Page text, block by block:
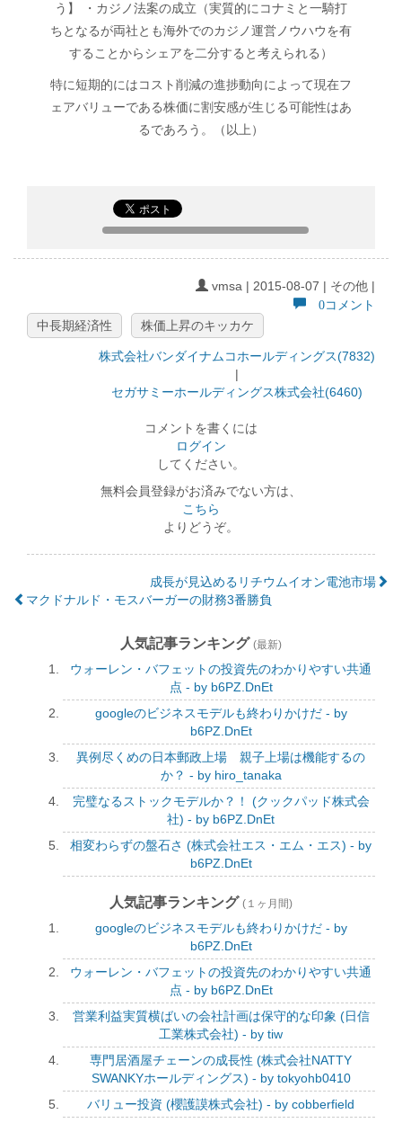
う】 ・カジノ法案の成立（実質的にコナミと一騎打
ちとなるが両社とも海外でのカジノ運営ノウハウを有
することからシェアを二分すると考えられる）
特に短期的にはコスト削減の進捗動向によって現在フ
ェアバリューである株価に割安感が生じる可能性はあ
るであろう。（以上）
vmsa | 2015-08-07 | その他 |
0コメント
中長期経済性
株価上昇のキッカケ
株式会社バンダイナムコホールディングス(7832)
|
セガサミーホールディングス株式会社(6460)
コメントを書くには
ログイン
してください。
無料会員登録がお済みでない方は、
こちら
よりどうぞ。
成長が見込めるリチウムイオン電池市場
マクドナルド・モスバーガーの財務3番勝負
人気記事ランキング (最新)
ウォーレン・バフェットの投資先のわかりやすい共通
点 - by b6PZ.DnEt
googleのビジネスモデルも終わりかけだ - by
b6PZ.DnEt
異例尽くめの日本郵政上場 親子上場は機能するの
か？ - by hiro_tanaka
完璧なるストックモデルか？！ (クックパッド株式会
社) - by b6PZ.DnEt
相変わらずの盤石さ (株式会社エス・エム・エス) - by
b6PZ.DnEt
人気記事ランキング (１ヶ月間)
googleのビジネスモデルも終わりかけだ - by
b6PZ.DnEt
ウォーレン・バフェットの投資先のわかりやすい共通
点 - by b6PZ.DnEt
営業利益実質横ばいの会社計画は保守的な印象 (日信
工業株式会社) - by tiw
専門居酒屋チェーンの成長性 (株式会社NATTY
SWANKYホールディングス) - by tokyohb0410
バリュー投資 (櫻護謨株式会社) - by cobberfield